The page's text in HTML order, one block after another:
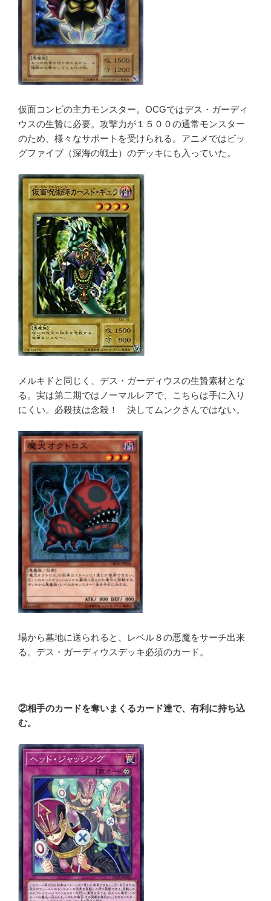
仮面コンビの主力モンスター。OCGではデス・ガーディ
ウスの生贄に必要。攻撃力が１５００の通常モンスター
のため、様々なサポートを受けられる。アニメではビッ
グファイブ（深海の戦士）のデッキにも入っていた。
メルキドと同じく、デス・ガーディウスの生贄素材とな
る。実は第二期ではノーマルレアで、こちらは手に入り
にくい。必殺技は念殺！ 決してムンクさんではない。
場から墓地に送られると、レベル８の悪魔をサーチ出来
る。デス・ガーディウスデッキ必須のカード。
②相手のカードを奪いまくるカード達で、有利に持ち込
む。